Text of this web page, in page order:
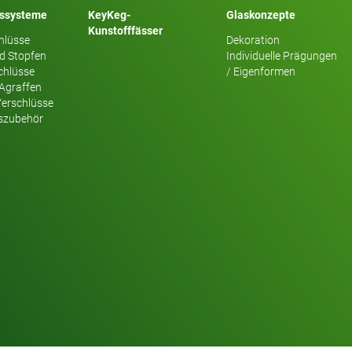
Stopfen
KeyKeg-
Kunstofffässer
Glaskonzepte
Dekoration
Individuelle Prägungen
/ Eigenformen